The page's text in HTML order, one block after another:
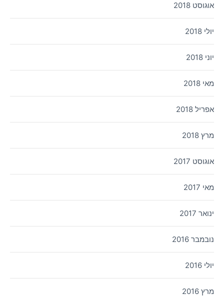
אוגוסט 2018
יולי 2018
יוני 2018
מאי 2018
אפריל 2018
מרץ 2018
אוגוסט 2017
מאי 2017
ינואר 2017
נובמבר 2016
יולי 2016
מרץ 2016